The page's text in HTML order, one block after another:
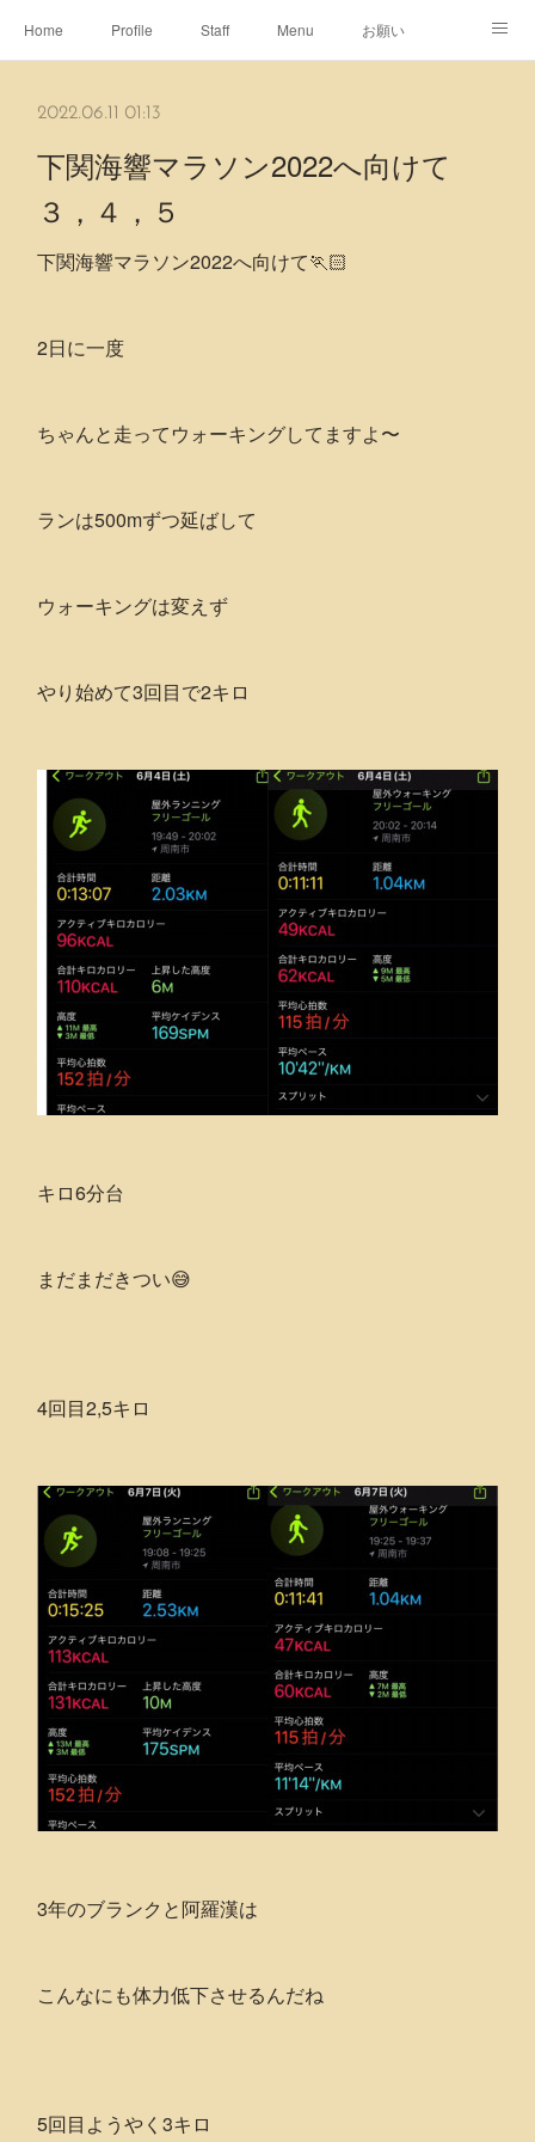
Home Profile Staff Menu お願い
2022.06.11 01:13
下関海響マラソン2022へ向けて
３，４，５
下関海響マラソン2022へ向けて🏃🏻
2日に一度
ちゃんと走ってウォーキングしてますよ〜
ランは500mずつ延ばして
ウォーキングは変えず
やり始めて3回目で2キロ
キロ6分台
まだまだきつい😅
4回目2,5キロ
3年のブランクと阿羅漢は
こんなにも体力低下させるんだね
5回目ようやく3キロ